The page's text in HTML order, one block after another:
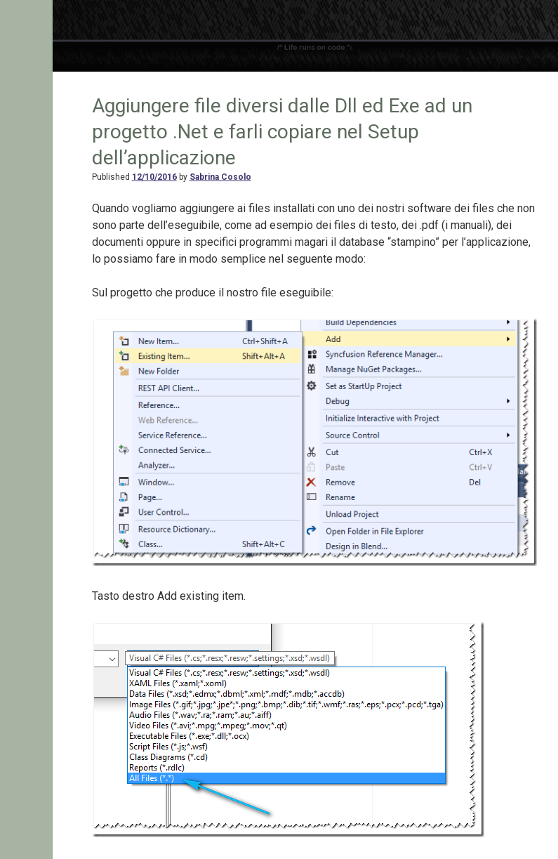
Aggiungere file diversi dalle Dll ed Exe ad un
progetto .Net e farli copiare nel Setup
dell’applicazione
Published 12/10/2016by Sabrina Cosolo
Quando vogliamo aggiungere ai files installati con uno dei nostri software dei files che non
sono parte dell’eseguibile, come ad esempio dei files di testo, dei .pdf (i manuali), dei
documenti oppure in specifici programmi magari il database “stampino” per l’applicazione,
lo possiamo fare in modo semplice nel seguente modo:
Sul progetto che produce il nostro file eseguibile:
Tasto destro Add existing item.